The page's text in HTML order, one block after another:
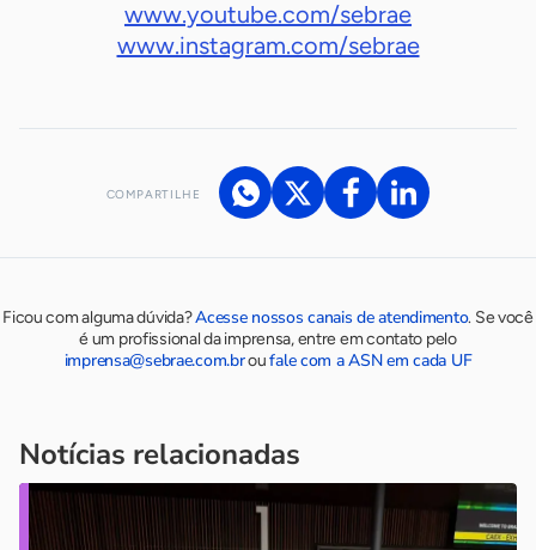
www.youtube.com/sebrae
www.instagram.com/sebrae
COMPARTILHE
Ficou com alguma dúvida?Acesse nossos canais de atendimento. Se você
é um profissional da imprensa, entre em contato pelo
imprensa@sebrae.com.broufale com a ASN em cada UF
Notícias relacionadas